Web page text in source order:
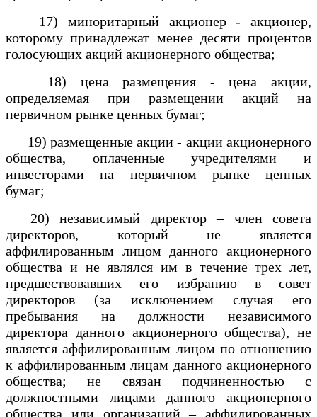
17) миноритарный акционер - акционер,
которому принадлежат менее десяти процентов
голосующих акций акционерного общества;
18) цена размещения - цена акции,
определяемая при размещении акций на
первичном рынке ценных бумаг;
19) размещенные акции - акции акционерного
общества, оплаченные учредителями и
инвесторами на первичном рынке ценных
бумаг;
20) независимый директор – член совета
директоров, который не является
аффилированным лицом данного акционерного
общества и не являлся им в течение трех лет,
предшествовавших его избранию в совет
директоров (за исключением случая его
пребывания на должности независимого
директора данного акционерного общества), не
является аффилированным лицом по отношению
к аффилированным лицам данного акционерного
общества; не связан подчиненностью с
должностными лицами данного акционерного
общества или организаций – аффилированных